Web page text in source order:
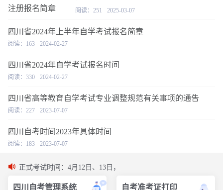
阅读：251 2025-03-07
四川省2024年上半年自学考试报名简章
阅读：163 2024-02-27
四川省2024年自学考试报名时间
阅读：330 2024-02-27
四川省高等教育自学考试专业调整规范有关事项的通告
阅读：227 2023-07-07
四川自考时间2023年具体时间
阅读：183 2023-07-07
正式考试时间：4月12日、13日，
四川自考管理系统 自考准考证打印